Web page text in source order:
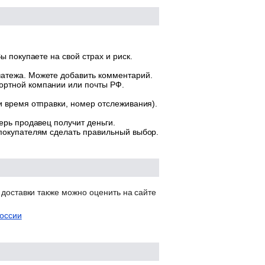
на свой страх и риск.
Можете добавить комментарий.
компании или почты РФ.
отправки, номер отслеживания).
продавец получит деньги.
сделать правильный выбор.
также можно оценить на сайте